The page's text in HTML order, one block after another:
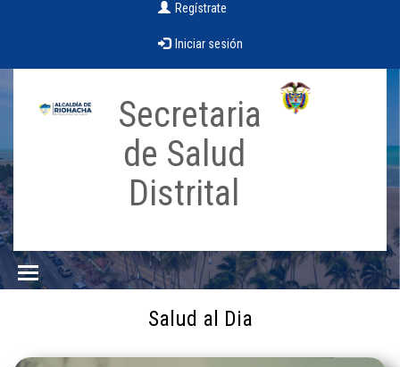
Regístrate
Iniciar sesión
Secretaria
de Salud
Distrital
Salud al Dia